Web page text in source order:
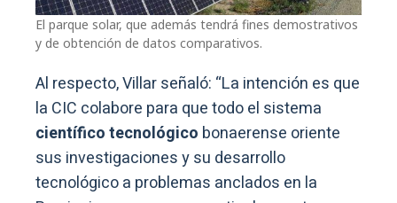
El parque solar, que además tendrá fines demostrativos
y de obtención de datos comparativos.
Al respecto, Villar señaló: “La intención es que
la CIC colabore para que todo el sistema
científico tecnológico bonaerense oriente
sus investigaciones y su desarrollo
tecnológico a problemas anclados en la